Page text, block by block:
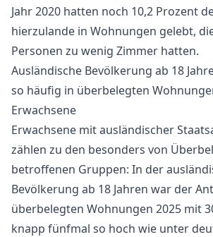
Jahr 2020 hatten noch 10,2 Prozent
hierzulande in Wohnungen gelebt,
Personen zu wenig Zimmer hatten.
Ausländische Bevölkerung ab 18
so häufig in überbelegten
Erwachsene
Erwachsene mit ausländischer
zählen zu den besonders von
betroffenen Gruppen: In der
Bevölkerung ab 18 Jahren war der
überbelegten Wohnungen 2025 mit
knapp fünfmal so hoch wie unter